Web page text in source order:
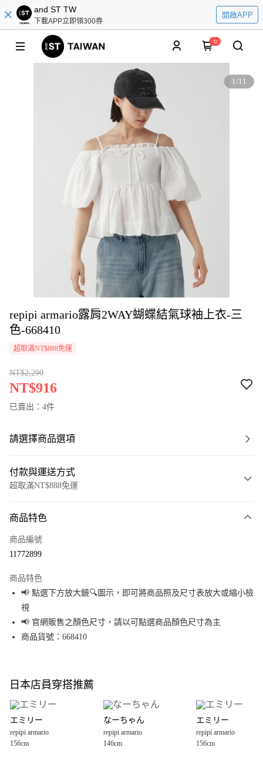
and ST TW
下載APP立即領300券
開啟APP
0
1/11
repipi armario露肩2WAY蝴蝶結氣球袖上衣-三
色-668410
超取滿NT$888免運
NT$2,290
NT$916
已賣出：4件
請選擇商品選項
付款與運送方式
超取滿NT$888免運
信用卡一次付款
Apple Pay
街口支付
悠遊付
全盈+PAY
大哥付你分期
【大哥付你分期使用說明】
1.本服務由台灣大哥大提供，台灣大哥大用戶可立即使用無須另外申請。
2.付款方式選擇「大哥付你分期」，訂單成立後會自動跳轉到大哥付的交易
AFTEE先享後付
商品特色
商品編號
11772899
商品特色
📢 點選下方放大鏡🔍圖示，即可將商品照及尺寸表放大或縮小檢
視
📢 官網販售之顏色尺寸，請以可點選商品顏色尺寸為主
商品貨號：668410
日本店員穿搭推薦
エミリー
repipi armario
156cm
なーちゃん
repipi armario
146cm
エミリー
repipi armario
156cm